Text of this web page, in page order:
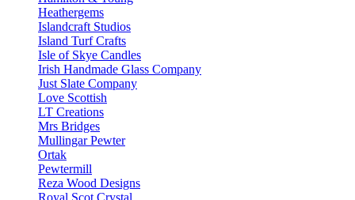
Heathergems
Islandcraft Studios
Island Turf Crafts
Isle of Skye Candles
Irish Handmade Glass Company
Just Slate Company
Love Scottish
LT Creations
Mrs Bridges
Mullingar Pewter
Ortak
Pewtermill
Reza Wood Designs
Royal Scot Crystal